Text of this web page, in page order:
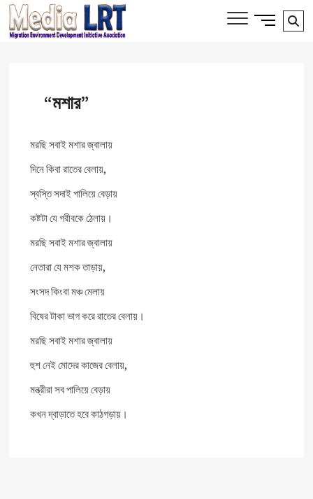
Skip
content
MIGRATION, ENVIRONMENT AND
Side
Menu
“মশার”
মরছি সবাই মশার জ্বালায়
দিনে কিবা রাতের বেলায়,
স্বস্তি সদাই পালিয়ে বেড়ায়
কষ্টটা যে গরীবকে ঠেলায়।
মরছি সবাই মশার জ্বালায়
নেতারা যে মশক তাড়ায়,
সংসদ কিংবা মঞ্চ মেলায়
বিষের টাকা ভাগ করে রাতের বেলায়।
মরছি সবাই মশার জ্বালায়
হুশ নেই মোদের কাজের বেলায়,
মন্ত্রীরা সব পালিয়ে বেড়ায়
কখন দ্বাড়াতে হবে কাঠগড়ায়।